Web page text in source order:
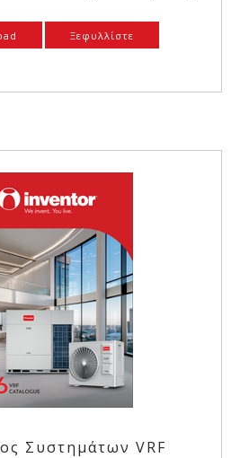
Ξεφυλλίστε
Συστημάτων VRF